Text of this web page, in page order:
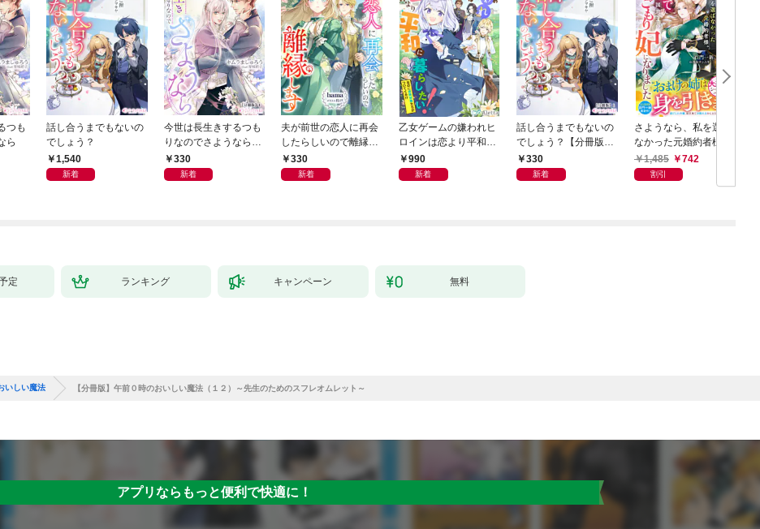
つも
ら
話し合うまでもないの
でしょう？
1,540
新着
今世は長生きするつも
りなのでさようなら
【分冊版】1
330
新着
夫が前世の恋人に再会
したらしいので離縁し
ます【分冊版】1
330
新着
乙女ゲームの嫌われヒ
ロインは恋より平和に
暮らしたい！（なのに
攻略対象たちがついて
990
新着
話し合うまでもないの
でしょう？【分冊版】
1 330
新着
さようなら、私を選ば
なかった元婚約者様。
一夜で大国君主の身ご
もり妃になりました
【電子限定SS付き】
1,485 742
割引
定 ランキング キャンペーン 無料
いしい魔法 【分冊版】午前０時のおいしい魔法（１２）～先生のためのスフレオムレット～
アプリならもっと便利で快適に！